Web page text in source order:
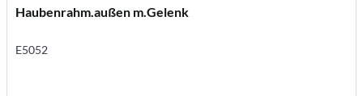
Haubenrahm.außen m.Gelenk
E5052